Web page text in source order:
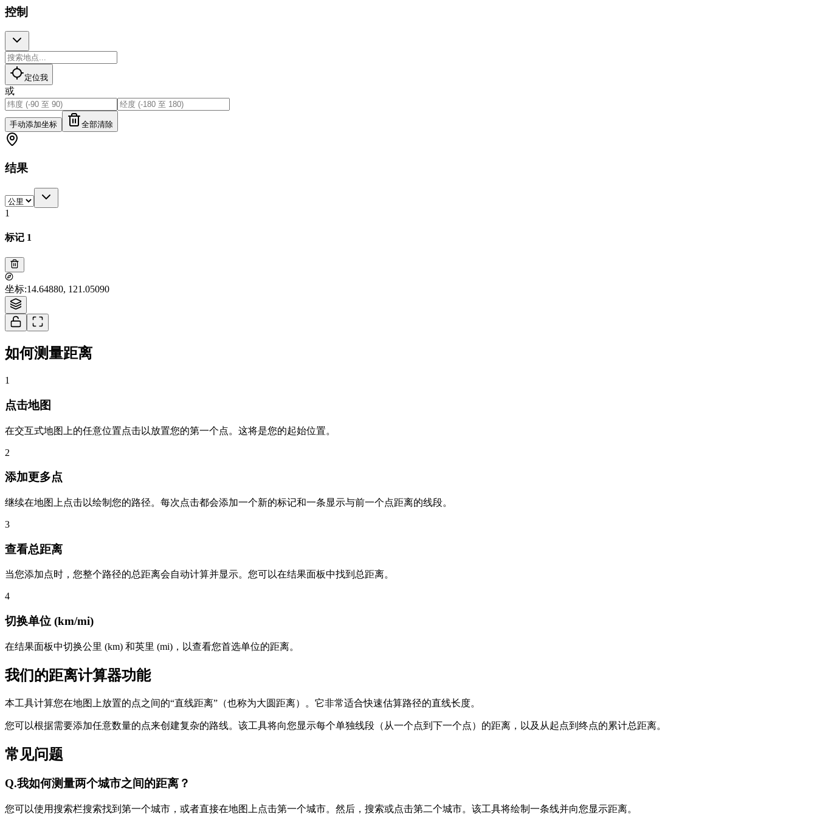
控制
定位我
或
手动添加坐标 全部清除
结果
1
标记 1
坐标:14.64880, 121.05090
如何测量距离
1
点击地图
在交互式地图上的任意位置点击以放置您的第一个点。这将是您的起始位置。
2
添加更多点
继续在地图上点击以绘制您的路径。每次点击都会添加一个新的标记和一条显示与前一个点距离的线段。
3
查看总距离
当您添加点时，您整个路径的总距离会自动计算并显示。您可以在结果面板中找到总距离。
4
切换单位 (km/mi)
在结果面板中切换公里 (km) 和英里 (mi)，以查看您首选单位的距离。
我们的距离计算器功能
本工具计算您在地图上放置的点之间的“直线距离”（也称为大圆距离）。它非常适合快速估算路径的直线长度。
您可以根据需要添加任意数量的点来创建复杂的路线。该工具将向您显示每个单独线段（从一个点到下一个点）的距离，以及从起点到终点的累计总距离。
常见问题
Q.我如何测量两个城市之间的距离？
您可以使用搜索栏搜索找到第一个城市，或者直接在地图上点击第一个城市。然后，搜索或点击第二个城市。该工具将绘制一条线并向您显示距离。